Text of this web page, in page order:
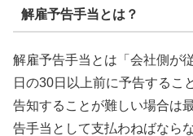
解雇予告手当とは？
解雇予告手当とは「会社側が
日の30日以上前に予告するこ
告知することが難しい場合は
告手当として支払わねばなら